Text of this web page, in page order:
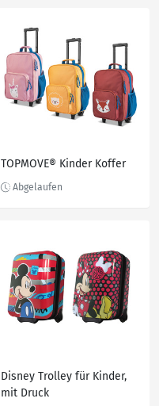
TOPMOVE® Kinder Koffer
Disney Trolley für Kinder,
mit Druck